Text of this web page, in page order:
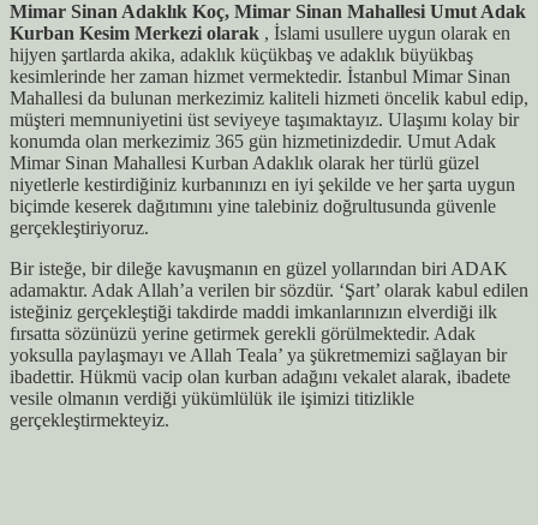
Mimar Sinan Adaklık Koç, Mimar Sinan Mahallesi Umut Adak
Kurban Kesim Merkezi olarak , İslami usullere uygun olarak en
hijyen şartlarda akika, adaklık küçükbaş ve adaklık büyükbaş
kesimlerinde her zaman hizmet vermektedir. İstanbul Mimar Sinan
Mahallesi da bulunan merkezimiz kaliteli hizmeti öncelik kabul edip,
müşteri memnuniyetini üst seviyeye taşımaktayız. Ulaşımı kolay bir
konumda olan merkezimiz 365 gün hizmetinizdedir. Umut Adak
Mimar Sinan Mahallesi Kurban Adaklık olarak her türlü güzel
niyetlerle kestirdiğiniz kurbanınızı en iyi şekilde ve her şarta uygun
biçimde keserek dağıtımını yine talebiniz doğrultusunda güvenle
gerçekleştiriyoruz.
Bir isteğe, bir dileğe kavuşmanın en güzel yollarından biri ADAK
adamaktır. Adak Allah’a verilen bir sözdür. ‘Şart’ olarak kabul edilen
isteğiniz gerçekleştiği takdirde maddi imkanlarınızın elverdiği ilk
fırsatta sözünüzü yerine getirmek gerekli görülmektedir. Adak
yoksulla paylaşmayı ve Allah Teala’ ya şükretmemizi sağlayan bir
ibadettir. Hükmü vacip olan kurban adağını vekalet alarak, ibadete
vesile olmanın verdiği yükümlülük ile işimizi titizlikle
gerçekleştirmekteyiz.